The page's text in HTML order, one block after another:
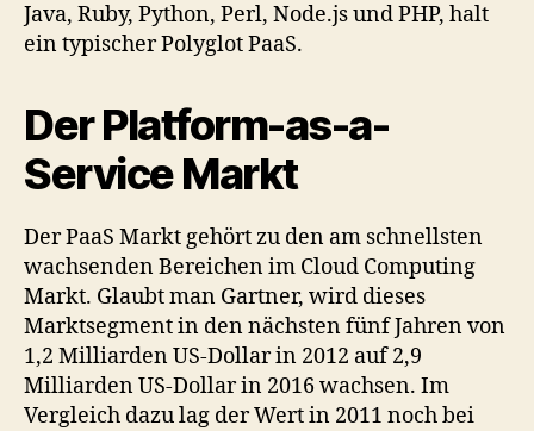
Java, Ruby, Python, Perl, Node.js und PHP, halt
ein typischer Polyglot PaaS.
Der Platform-as-a-
Service Markt
Der PaaS Markt gehört zu den am schnellsten
wachsenden Bereichen im Cloud Computing
Markt. Glaubt man Gartner, wird dieses
Marktsegment in den nächsten fünf Jahren von
1,2 Milliarden US-Dollar in 2012 auf 2,9
Milliarden US-Dollar in 2016 wachsen. Im
Vergleich dazu lag der Wert in 2011 noch bei